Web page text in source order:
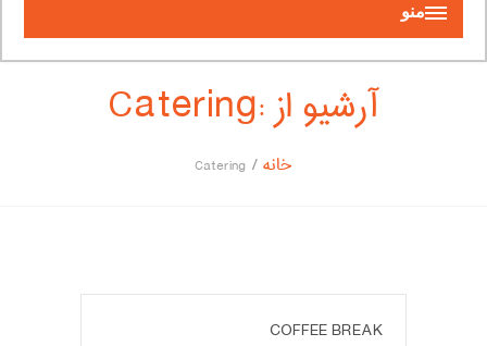
منو
آرشیو از :Catering
خانه Catering
COFFEE BREAK